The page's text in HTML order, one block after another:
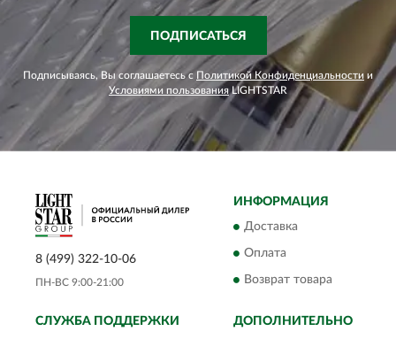
ПОДПИСАТЬСЯ
Подписываясь, Вы соглашаетесь с Политикой Конфиденциальности и
Условиями пользованияLIGHTSTAR
8 (499) 322-10-06
ПН-ВС 9:00-21:00
ИНФОРМАЦИЯ
Доставка
Оплата
Возврат товара
СЛУЖБА ПОДДЕРЖКИ ДОПОЛНИТЕЛЬНО